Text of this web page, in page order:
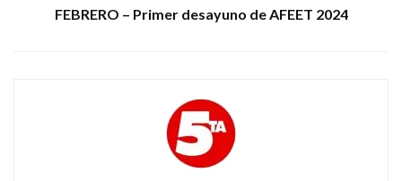
FEBRERO – Primer desayuno de AFEET 2024